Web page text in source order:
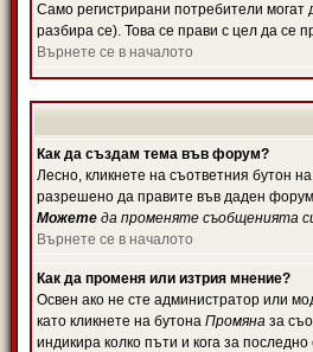
Само регистрирани потребители
разбира се). Това се прави с цел да се
Върнете се в началото
Как да създам тема във форум?
Лесно, кликнете на съответния бутон
разрешено да правите във даден
Можете да променяте съобщенията
Върнете се в началото
Как да променя или изтрия мнение?
Освен ако не сте администратор или
като кликнете на бутона Промяна за
индикира колко пъти и кога за